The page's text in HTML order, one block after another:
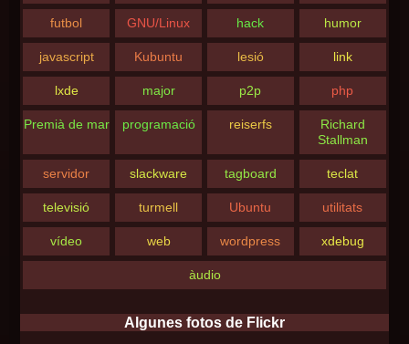
futbol GNU/Linux hack humor
javascript Kubuntu lesió link
lxde major p2p php
Premià de mar programació reiserfs
Richard
Stallman
servidor slackware tagboard teclat
televisió turmell Ubuntu utilitats
vídeo web wordpress xdebug
àudio
Algunes fotos de Flickr